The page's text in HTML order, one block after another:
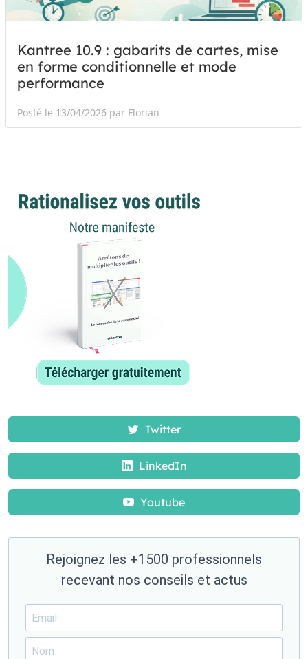
Kantree 10.9 : gabarits de cartes, mise
en forme conditionnelle et mode
performance
Posté le 13/04/2026 par Florian
Twitter
LinkedIn
Youtube
Rejoignez les +1500 professionnels
recevant nos conseils et actus